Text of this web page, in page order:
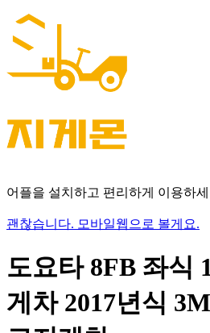
어플을 설치하고 편리하게 이용하
괜찮습니다. 모바일웹으로 볼게요.
도요타 8FB 좌식
게차 2017년식